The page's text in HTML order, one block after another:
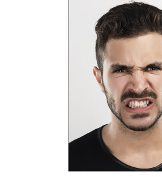
לחץ לצפייה
בהמלצה
Maor Cohen
4 יחידות
לחץ לצפייה
בהמלצה
Hedva
בגרות 3 יחידות
ציון 100